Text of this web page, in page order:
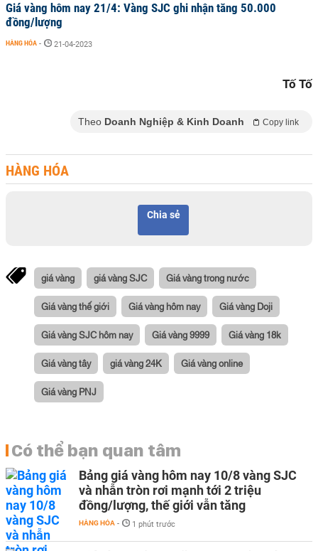
Giá vàng hôm nay 21/4: Vàng SJC ghi nhận tăng 50.000
đồng/lượng
HÀNG HÓA - 21-04-2023
Tố Tố
Theo Doanh Nghiệp & Kinh Doanh Copy link
HÀNG HÓA
Chia sẻ
giá vàng giá vàng SJC Giá vàng trong nước
Giá vàng thế giới Giá vàng hôm nay Giá vàng Doji
Giá vàng SJC hôm nay Giá vàng 9999 Giá vàng 18k
Giá vàng tây giá vàng 24K Giá vàng online
Giá vàng PNJ
Có thể bạn quan tâm
Bảng giá vàng hôm nay 10/8 vàng SJC
và nhẫn tròn rơi mạnh tới 2 triệu
đồng/lượng, thế giới vẫn tăng
HÀNG HÓA - 1 phút trước